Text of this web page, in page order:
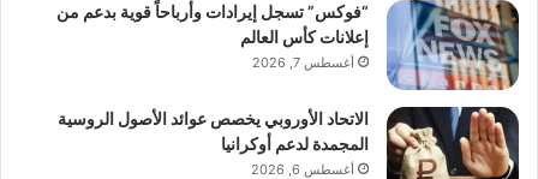
“فوكس” تسجل إيرادات وأرباحاً قوية بدعم من
إعلانات كأس العالم
أغسطس 7, 2026
الاتحاد الأوروبي يخصص عوائد الأصول الروسية
المجمدة لدعم أوكرانيا
أغسطس 6, 2026